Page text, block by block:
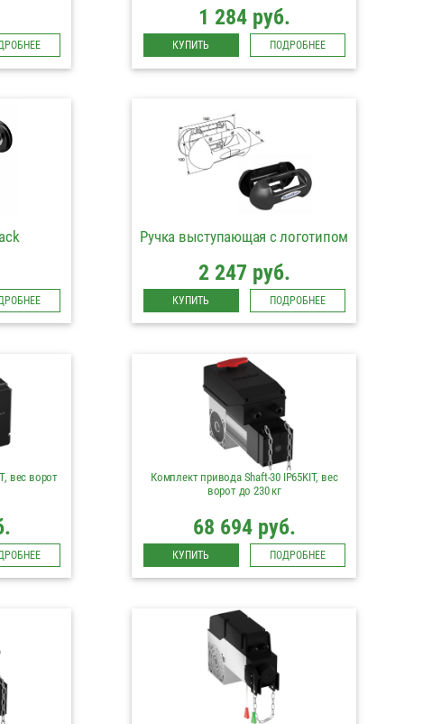
1 284 руб.
КУПИТЬ ПОДРОБНЕЕ
Ручка выступающая c логотипом
2 247 руб.
КУПИТЬ ПОДРОБНЕЕ
вес ворот
Комплект привода Shaft-30 IP65KIT, вес
ворот до 230 кг
68 694 руб.
КУПИТЬ ПОДРОБНЕЕ